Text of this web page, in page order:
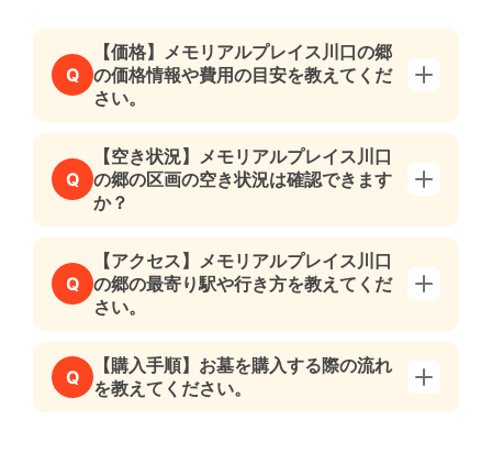
Q
【価格】メモリアルプレイス川口の郷
の価格情報や費用の目安を教えてくだ
さい。
Q
【空き状況】メモリアルプレイス川口
の郷の区画の空き状況は確認できます
か？
Q
【アクセス】メモリアルプレイス川口
の郷の最寄り駅や行き方を教えてくだ
さい。
Q
【購入手順】お墓を購入する際の流れ
を教えてください。